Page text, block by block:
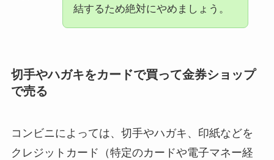
結するため絶対にやめましょう。
切手やハガキをカードで買って金券ショップ
で売る
コンビニによっては、切手やハガキ、印紙などを
クレジットカード（特定のカードや電子マネー経